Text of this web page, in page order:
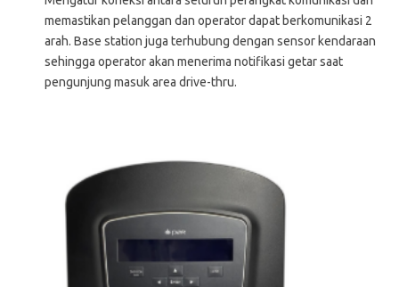
memastikan pelanggan dan operator dapat berkomunikasi 2
arah. Base station juga terhubung dengan sensor kendaraan
sehingga operator akan menerima notifikasi getar saat
pengunjung masuk area drive-thru.